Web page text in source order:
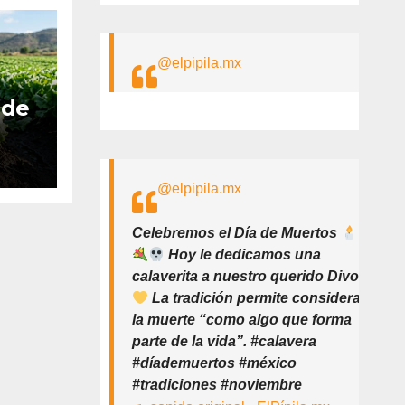
@elpipila.mx
@elpipila.mx
Celebremos el Día de Muertos
Hoy le dedicamos una
calaverita a nuestro querido Divo
La tradición permite considerar
la muerte “como algo que forma
parte de la vida”. #calavera
#díademuertos #méxico
#tradiciones #noviembre